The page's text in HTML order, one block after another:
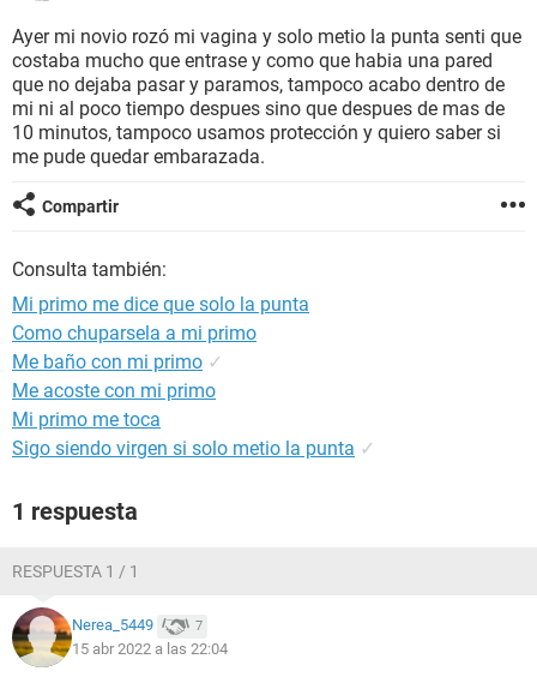
BIENESTAR
SEXUALIDAD
GLOSARIO
Ayer mi novio rozó mi vagina y solo metio la punta senti que
costaba mucho que entrase y como que habia una pared
que no dejaba pasar y paramos, tampoco acabo dentro de
mi ni al poco tiempo despues sino que despues de mas de
10 minutos, tampoco usamos protección y quiero saber si
me pude quedar embarazada.
Compartir
Consulta también:
Mi primo me dice que solo la punta
Como chuparsela a mi primo
Me baño con mi primo ✓
Me acoste con mi primo
Mi primo me toca
Sigo siendo virgen si solo metio la punta ✓
1 respuesta
RESPUESTA 1 / 1
Nerea_5449 7
15 abr 2022 a las 22:04